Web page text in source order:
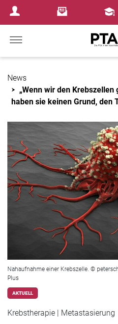
Login MenuNewsletter
News
„Wenn wir den
haben sie keinen Grund, den
Nahaufnahme einer Krebszelle. ©
Plus
AKTUELL
Krebstherapie | Metastasierung